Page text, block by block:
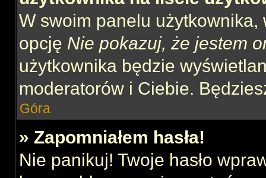
W swoim panelu użytkownika,
opcję Nie pokazuj, że jestem
użytkownika będzie
moderatorów i Ciebie.
Góra
» Zapomniałem hasła!
Nie panikuj! Twoje hasło